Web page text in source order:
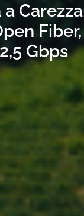
Gbps